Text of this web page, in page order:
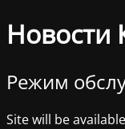
Новости
Режим
Site will be